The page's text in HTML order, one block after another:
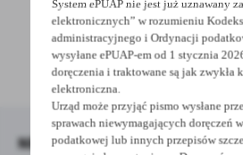
treści.
Dzięki tym plikom cookies możemy
korzystania z funkcjonalności naszej
jej do Twoich indywidualnych preferencji.
funkcjonalne i personalizacyjne pliki
dostępność większej ilości funkcji na
Więcej
Analityczne
Analityczne pliki cookies pomagają nam
dostosowywać do Twoich potrzeb.
UDOSTĘPNIJ
NEWSLETTER
System ePUAP nie jest już uznawany
elektronicznych” w rozumieniu
administracyjnego i Ordynacji
wysyłane ePUAP-em od 1 stycznia
doręczenia i traktowane są jak zwykła
elektroniczna.
Urząd może przyjąć pismo wysłane
sprawach niewymagających doręczeń
podatkowej lub innych przepisów